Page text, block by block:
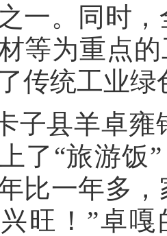
一。同时
等为重点
传统工业
子县羊卓雍
了“旅游饭
比一年多
旺！”卓